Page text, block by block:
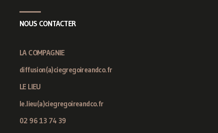
NOUS CONTACTER
LA COMPAGNIE
diffusion(a)ciegregoireandco.fr
LE LIEU
le.lieu(a)ciegregoireandco.fr
02 96 13 74 39